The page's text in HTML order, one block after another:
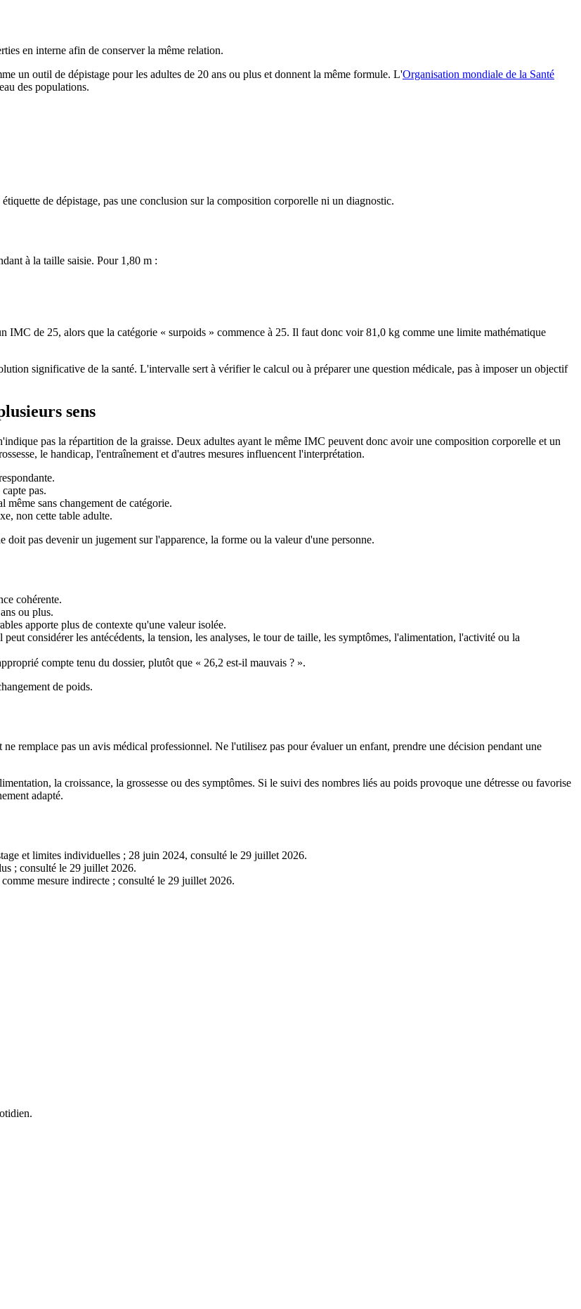
en interne afin de conserver la même relation.
un outil de dépistage pour les adultes de 20 ans ou plus et donnent la même formule. L'Organisation mondiale de la Santé
des populations.
de dépistage, pas une conclusion sur la composition corporelle ni un diagnostic.
à la taille saisie. Pour 1,80 m :
IMC de 25, alors que la catégorie « surpoids » commence à 25. Il faut donc voir 81,0 kg comme une limite mathématique
significative de la santé. L'intervalle sert à vérifier le calcul ou à préparer une question médicale, pas à imposer un objectif
sens
pas la répartition de la graisse. Deux adultes ayant le même IMC peuvent donc avoir une composition corporelle et un
le handicap, l'entraînement et d'autres mesures influencent l'interprétation.
pas.
sans changement de catégorie.
non cette table adulte.
pas devenir un jugement sur l'apparence, la forme ou la valeur d'une personne.
cohérente.
ou plus.
apporte plus de contexte qu'une valeur isolée.
considérer les antécédents, la tension, les analyses, le tour de taille, les symptômes, l'alimentation, l'activité ou la
compte tenu du dossier, plutôt que « 26,2 est-il mauvais ? ».
de poids.
remplace pas un avis médical professionnel. Ne l'utilisez pas pour évaluer un enfant, prendre une décision pendant une
la croissance, la grossesse ou des symptômes. Si le suivi des nombres liés au poids provoque une détresse ou favorise
adapté.
et limites individuelles ; 28 juin 2024, consulté le 29 juillet 2026.
; consulté le 29 juillet 2026.
mesure indirecte ; consulté le 29 juillet 2026.